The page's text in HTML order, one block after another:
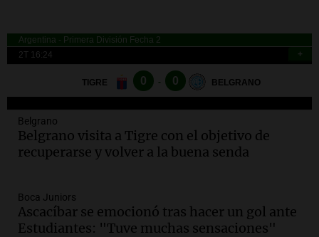
Audio.Lanzamiento del Tigo 7 CSH: el
nuevo híbrido enchufable de Chery llega
al mercado argentino
Panorama Federal
Audio.
Mundial de Natación de Invierno con
récords y atletas de 20 países
Audio.Conductor imputado por
accidente fatal en San Luis dejó tres
Deportes
Belgrano
Belgrano visita a Tigre con el objetivo de
recuperarse y volver a la buena senda
Boca Juniors
Ascacíbar se emocionó tras hacer un gol ante
Estudiantes: "Tuve muchas sensaciones"